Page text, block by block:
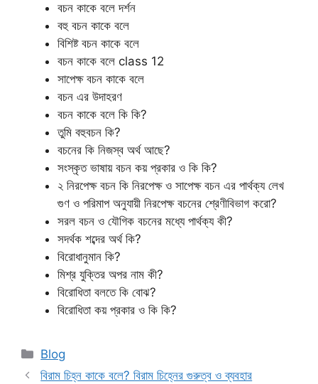
বচন কাকে বলে দর্শন
বহু বচন কাকে বলে
বিশিষ্ট বচন কাকে বলে
বচন কাকে বলে class 12
সাপেক্ষ বচন কাকে বলে
বচন এর উদাহরণ
বচন কাকে বলে কি কি?
তুমি বহুবচন কি?
বচনের কি নিজস্ব অর্থ আছে?
সংস্কৃত ভাষায় বচন কয় প্রকার ও কি কি?
২ নিরপেক্ষ বচন কি নিরপেক্ষ ও সাপেক্ষ বচন এর পার্থক্য লেখ
গুণ ও পরিমাপ অনুযায়ী নিরপেক্ষ বচনের শ্রেণীবিভাগ করো?
সরল বচন ও যৌগিক বচনের মধ্যে পার্থক্য কী?
সদর্থক শব্দের অর্থ কি?
বিরোধানুমান কি?
মিশ্র যুক্তির অপর নাম কী?
বিরোধিতা বলতে কি বোঝ?
বিরোধিতা কয় প্রকার ও কি কি?
Categories
Blog
বিরাম চিহ্ন কাকে বলে? বিরাম চিহ্নের গুরুত্ব ও ব্যবহার